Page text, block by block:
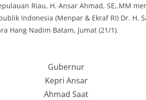
Riau, H. Ansar Ahmad, SE,.MM
Indonesia (Menpar & Ekraf RI) Dr. H.
Hang Nadim Batam, Jumat (21/1).
Gubernur
Kepri Ansar
Ahmad Saat